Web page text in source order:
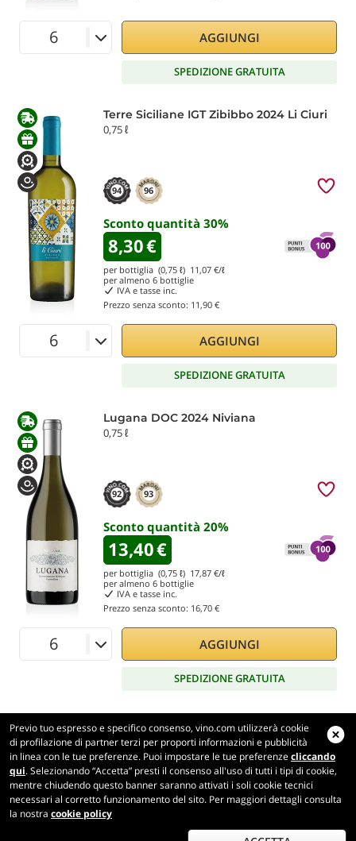
AGGIUNGI
SPEDIZIONE GRATUITA
Terre Siciliane IGT Zibibbo 2024 Li Ciuri
0,75 ℓ
94 96
Sconto quantità 30%
8,30€
per bottiglia (0,75 ℓ) 11,07 €/ℓ
per almeno 6 bottiglie
IVA e tasse inc.
Prezzo senza sconto: 11,90 €
AGGIUNGI
SPEDIZIONE GRATUITA
Lugana DOC 2024 Niviana
0,75 ℓ
92 93
Sconto quantità 20%
13,40€
per bottiglia (0,75 ℓ) 17,87 €/ℓ
per almeno 6 bottiglie
IVA e tasse inc.
Prezzo senza sconto: 16,70 €
AGGIUNGI
SPEDIZIONE GRATUITA
Previo tuo espresso e specifico consenso, vino.com utilizzerà cookie
di profilazione di partner terzi per proporti informazioni e pubblicità
in linea con le tue preferenze. Puoi impostare le tue preferenzecliccando
qui. Selezionando “Accetta” presti il consenso all'uso di tutti i tipi di cookie,
mentre chiudendo questo banner saranno attivati i soli cookie tecnici
necessari al corretto funzionamento del sito. Per maggiori dettagli consulta
la nostra cookie policy
Vino.com
Made with
in Tuscany
Pagina elaborata in 309 ms
production-front-1-1
P.IVA IT06031960484 REA FI 594577 Cap. Soc. 345.772,16 € i.v.